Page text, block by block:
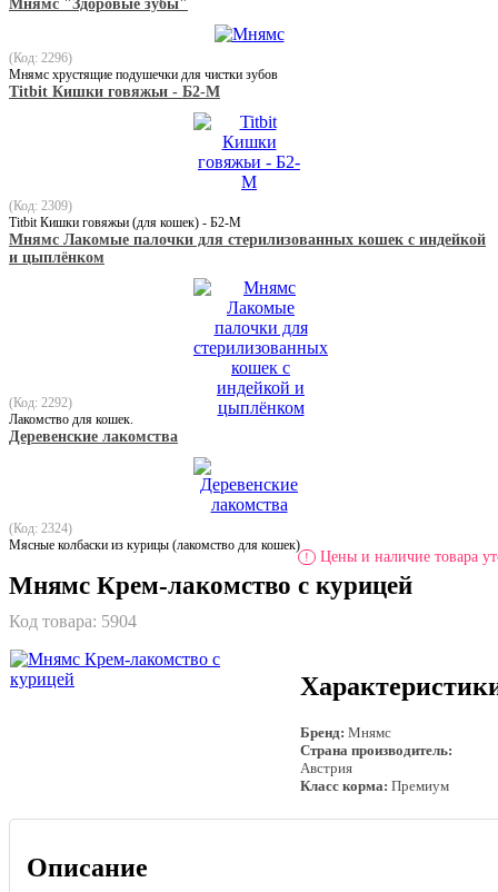
Мнямс "Здоровые зубы"
(Код: 2296)
Мнямс хрустящие подушечки для чистки зубов
Titbit Кишки говяжьи - Б2-M
(Код: 2309)
Titbit Кишки говяжьи (для кошек) - Б2-M
Мнямс Лакомые палочки для стерилизованных кошек с индейкой
и цыплёнком
(Код: 2292)
Лакомство для кошек.
Деревенские лакомства
(Код: 2324)
Мясные колбаски из курицы (лакомство для кошек)
! Цены и наличие товара
Мнямс Крем-лакомство с курицей
Код товара: 5904
Бренд: Мнямс
Страна производитель:
Австрия
Класс корма: Премиум
Описание